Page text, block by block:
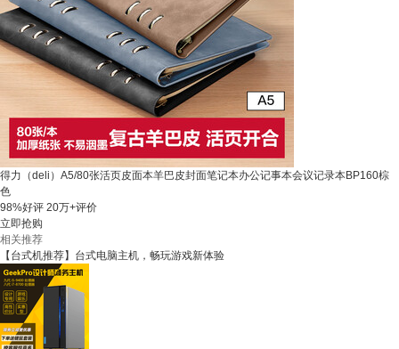
得力（deli）A5/80张活页皮面本羊巴皮封面笔记本办公记事本会议记录本BP160棕
色
98%好评 20万+评价
立即抢购
相关推荐
【台式机推荐】台式电脑主机，畅玩游戏新体验